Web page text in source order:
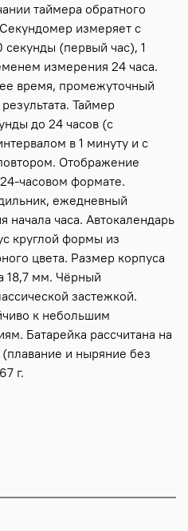
таймера обратного
измеряет с
секунды (первый час), 1
измерения 24 часа.
время, промежуточный
Таймер
до 24 часов (с
в 1 минуту и с
Отображение
часовом формате.
ежедневный
начала часа. Автокалендарь
круглой формы из
цвета. Размер корпуса
18,7 мм. Чёрный
застежкой.
к небольшим
Батарейка рассчитана на
и ныряние без
г.